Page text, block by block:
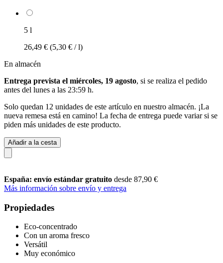
5 l
26,49 € (5,30 € / l)
En almacén
Entrega prevista el miércoles, 19 agosto, si se realiza el pedido
antes del lunes a las 23:59 h.
Solo quedan 12 unidades de este artículo en nuestro almacén. ¡La
nueva remesa está en camino! La fecha de entrega puede variar si se
piden más unidades de este producto.
Añadir a la cesta
España: envío estándar gratuito desde 87,90 €
Más información sobre envío y entrega
Propiedades
Eco-concentrado
Con un aroma fresco
Versátil
Muy económico